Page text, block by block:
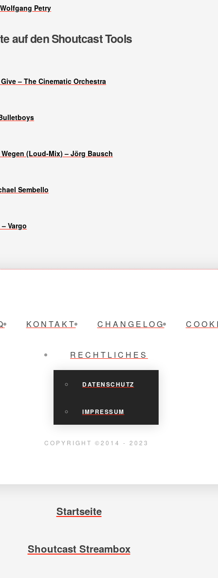
Petry
auf den Shoutcast Tools
– The Cinematic Orchestra
(Loud-Mix) – Jörg Bausch
Sembello
Vargo
KONTAKT CHANGELOG
RECHTLICHES
DATENSCHUTZ
IMPRESSUM
COPYRIGHT ©2014 - 2023
Startseite
Shoutcast Streambox